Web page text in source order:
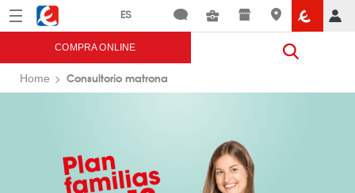
Menú Eroski
COMPRA ONLINE
Home Consultorio matrona